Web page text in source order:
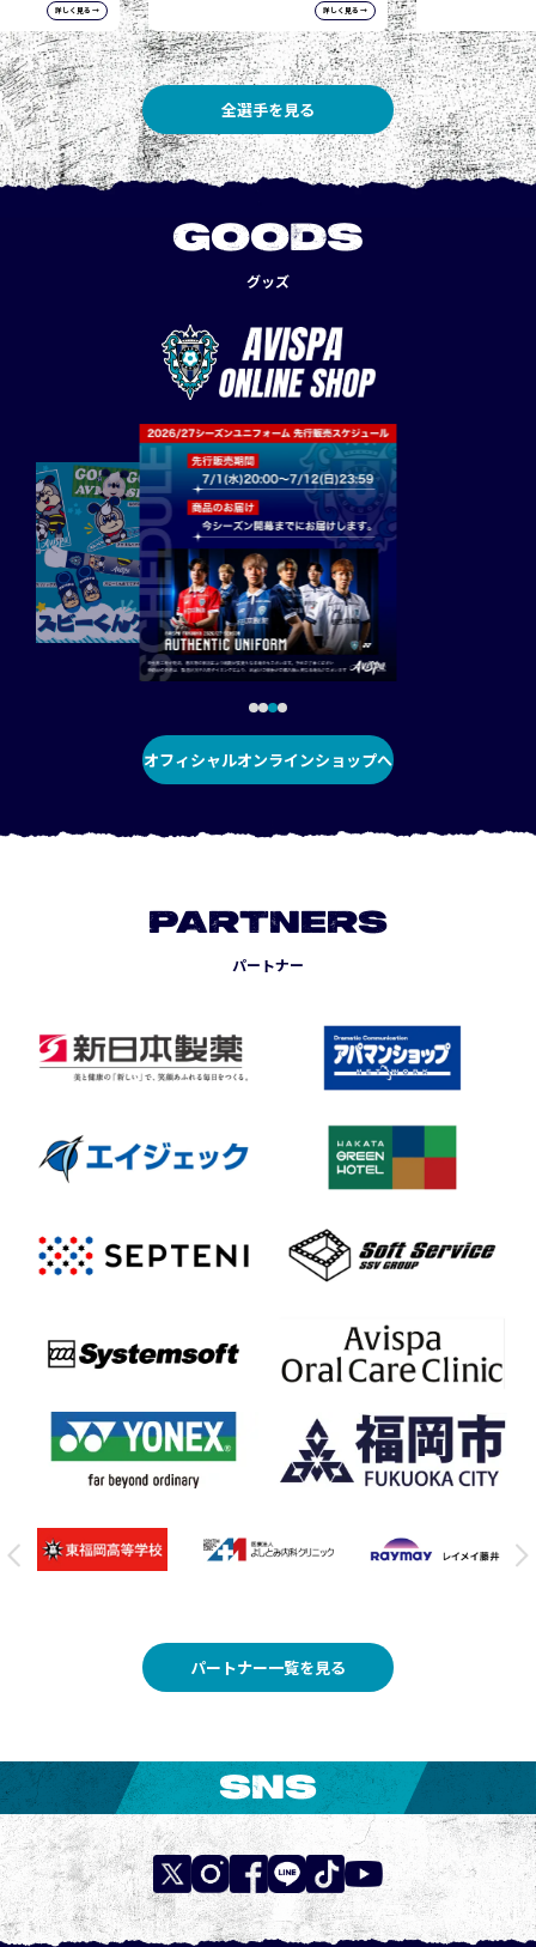
詳しく見る → 詳しく見る →
全選手を見る
GOODS
グッズ
オフィシャルオンラインショップへ
PARTNERS
パートナー
パートナー一覧を見る
SNS